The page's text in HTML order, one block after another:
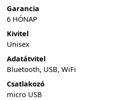
Garancia
6 HÓNAP
Kivitel
Unisex
Adatátvitel
Bluetooth, USB, WiFi
Csatlakozó
micro USB